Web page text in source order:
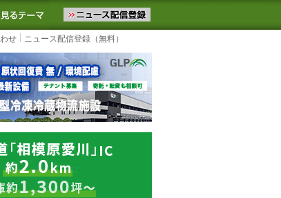
をお届けします。物流ニュースメール配信を登録す
入りに追加 よく見るテーマ
せ ニュース配信登録（無料）